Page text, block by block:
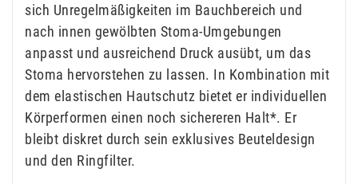
sich Unregelmäßigkeiten im Bauchbereich und
nach innen gewölbten Stoma-Umgebungen
anpasst und ausreichend Druck ausübt, um das
Stoma hervorstehen zu lassen. In Kombination mit
dem elastischen Hautschutz bietet er individuellen
Körperformen einen noch sichereren Halt*. Er
bleibt diskret durch sein exklusives Beuteldesign
und den Ringfilter.